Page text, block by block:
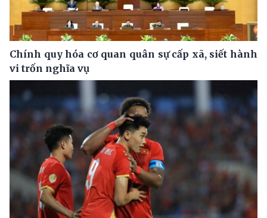
Chính quy hóa cơ quan quân sự cấp xã, siết hành
vi trốn nghĩa vụ